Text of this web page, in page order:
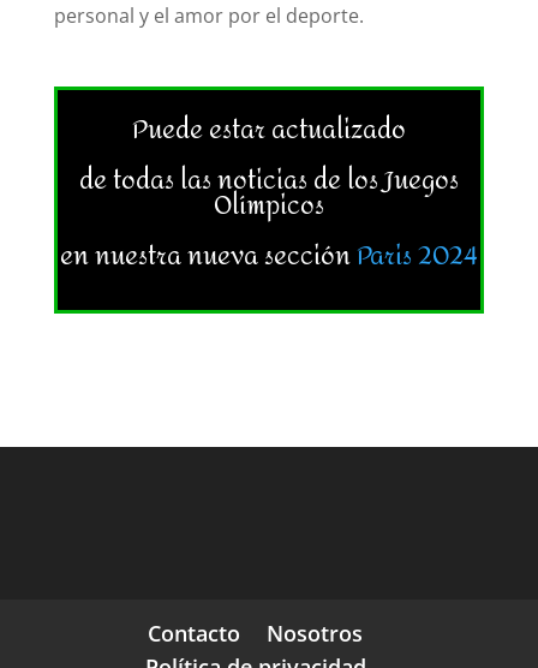
personal y el amor por el deporte.
Puede estar actualizado
de todas las noticias de los Juegos
Olímpicos
en nuestra nueva secciónParis 2024
Contacto
Nosotros